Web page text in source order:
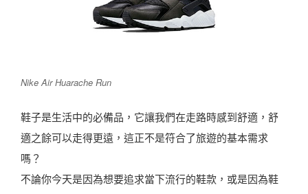
Nike Air Huarache Run
鞋子是生活中的必備品，它讓我們在走路時感到舒適，舒
適之餘可以走得更遠，這正不是符合了旅遊的基本需求
嗎？
不論你今天是因為想要追求當下流行的鞋款，或是因為鞋